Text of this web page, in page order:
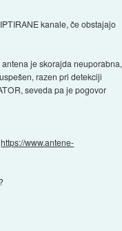
kanale, če obstajajo
je skorajda neuporabna,
razen pri detekciji
seveda pa je pogovor
https://www.antene-